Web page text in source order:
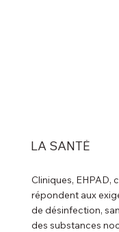
LA SANTÉ
Cliniques, EHPAD,
répondent aux
de désinfection,
des substances